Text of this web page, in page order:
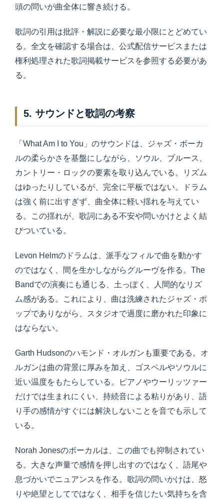
頭の問いが曲全体に響き続ける。
歌詞の引用は批評・解説に必要な最小限にとどめてい
る。全文を確認する場合は、公式配信サービスまたは
権利処理された歌詞掲載サービスを参照する必要があ
る。
5. サウンドと歌詞の考察
「What Am I to You」のサウンドは、ジャズ・ボーカ
ルの柔らかさを基盤にしながら、ソウル、ブルース、
カントリー・ロックの要素を取り込んでいる。リズム
はゆったりしているが、完全に平板ではない。ドラム
は強く前に出すぎず、曲全体に軽い揺れを与えてい
る。この揺れが、歌詞にある不安や問いかけとよく結
びついている。
Levon Helmのドラムは、派手なフィルで曲を動かす
のではなく、間を生かしながらグルーヴを作る。The
Bandでの演奏にも通じる、土っぽく、人間的なリズ
ム感がある。これにより、曲は洗練されたジャズ・ポ
ップでありながら、スタジオで過度に磨かれた印象に
はならない。
Garth Hudsonのハモンド・オルガンも重要である。オ
ルガンは曲の背景に厚みを加え、ゴスペルやソウルに
近い温度をもたらしている。ピアノやウーリッツァー
だけでは生まれにくい、持続音による粘りがあり、語
り手の感情がすぐには解決しないことを音でも示して
いる。
Norah Jonesのボーカルは、この曲でも抑制されてい
る。大きな声量で感情を押し出すのではなく、語尾や
息づかいでニュアンスを作る。歌詞の問いかけは、怒
りや絶望としてではなく、相手を信じたい気持ちを含